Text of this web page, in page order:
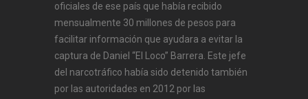
oficiales de ese país que había recibido
mensualmente 30 millones de pesos para
facilitar información que ayudara a evitar la
captura de Daniel “El Loco” Barrera. Este jefe
del narcotráfico había sido detenido también
por las autoridades en 2012 por las